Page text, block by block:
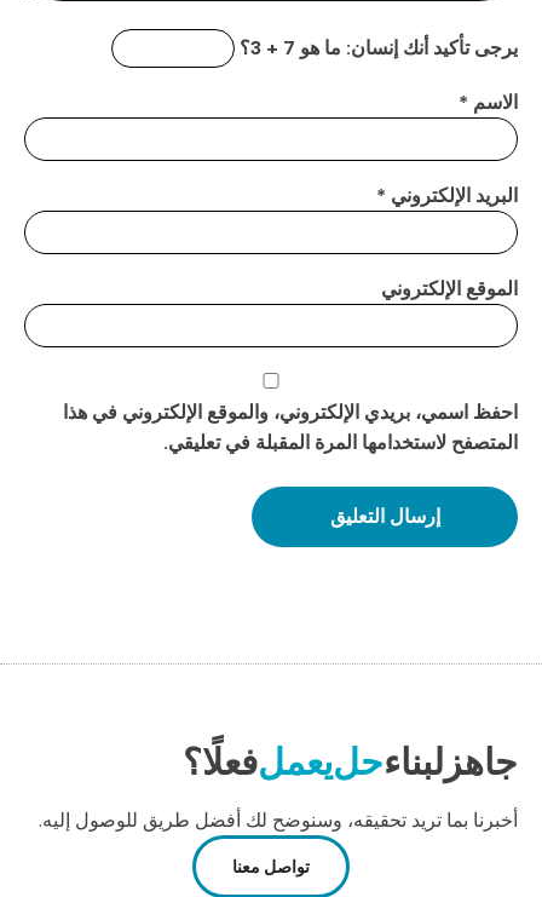
يرجى تأكيد أنك إنسان: ما هو 7 + 3؟
الاسم *
البريد الإلكتروني *
الموقع الإلكتروني
احفظ اسمي، بريدي الإلكتروني، والموقع الإلكتروني في هذا
المتصفح لاستخدامها المرة المقبلة في تعليقي.
جاهزلبناءحليعملفعلًا؟
أخبرنا بما تريد تحقيقه، وسنوضح لك أفضل طريق للوصول إليه.
تواصل معنا